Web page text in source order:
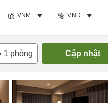
VNM VND
1 phòng Cập nhật
Tìm phòng trống